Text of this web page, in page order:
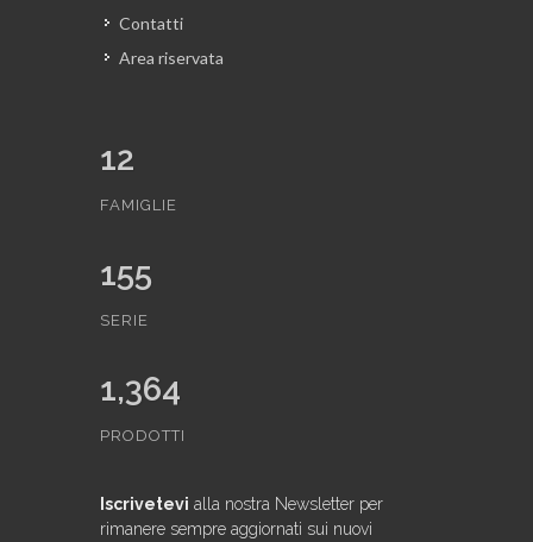
Contatti
Area riservata
12
FAMIGLIE
155
SERIE
1,364
PRODOTTI
Iscrivetevi alla nostra Newsletter per
rimanere sempre aggiornati sui nuovi